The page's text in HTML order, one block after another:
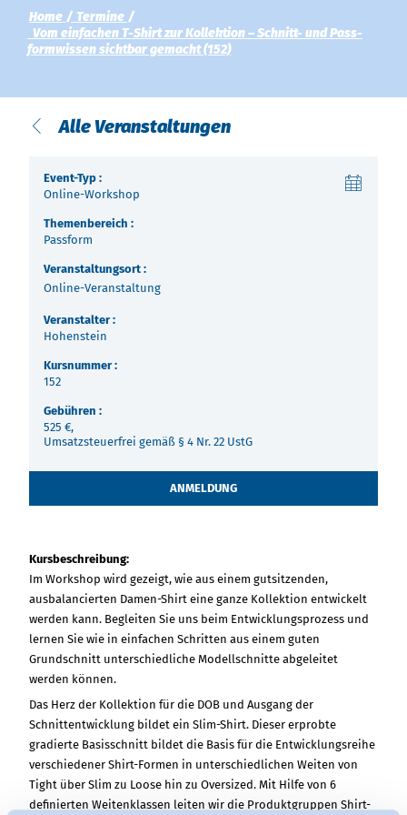
Indonesia Termine
Aktuelles
Downloads
Home
Termine
Vom ein­fa­chen T-Shirt zur Kol­lek­tion – Schnitt- und Pass­
form­wis­sen sicht­bar ge­macht (152)
Alle Veranstaltungen
Event-Typ :
Online-Workshop
Themenbereich :
Passform
Veranstaltungsort :
Online-Veranstaltung
Veranstalter :
Hohenstein
Kursnummer :
152
Gebühren :
525 €,
Umsatzsteuerfrei gemäß § 4 Nr. 22 UstG
ANMELDUNG
Kursbeschreibung:
Im Workshop wird gezeigt, wie aus einem gutsitzenden,
ausbalancierten Damen-Shirt eine ganze Kollektion entwickelt
werden kann. Begleiten Sie uns beim Entwicklungsprozess und
lernen Sie wie in einfachen Schritten aus einem guten
Grundschnitt unterschiedliche Modellschnitte abgeleitet
werden können.
Das Herz der Kollektion für die DOB und Ausgang der
Schnittentwicklung bildet ein Slim-Shirt. Dieser erprobte
gradierte Basisschnitt bildet die Basis für die Entwicklungsreihe
verschiedener Shirt-Formen in unterschiedlichen Weiten von
Tight über Slim zu Loose hin zu Oversized. Mit Hilfe von 6
definierten Weitenklassen leiten wir die Produktgruppen Shirt-